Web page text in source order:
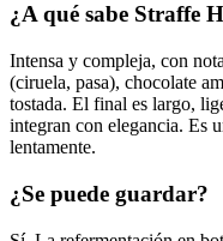
¿A qué sabe Straffe
Intensa y compleja, con
(ciruela, pasa), chocolate
tostada. El final es largo,
integran con elegancia. Es
lentamente.
¿Se puede guardar?